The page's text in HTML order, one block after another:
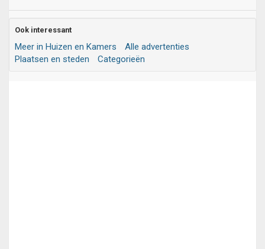
Ook interessant
Meer in Huizen en Kamers
Alle advertenties
Plaatsen en steden
Categorieën